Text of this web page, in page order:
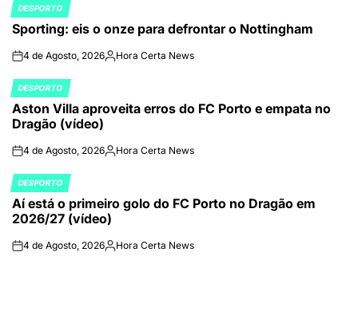
POSTED
IN
DESPORTO
Sporting: eis o onze para defrontar o Nottingham
on4 de Agosto, 2026Publicado
Hora Certa News
POSTED
IN
DESPORTO
Aston Villa aproveita erros do FC Porto e empata no
Dragão (vídeo)
on4 de Agosto, 2026Publicado
Hora Certa News
POSTED
IN
DESPORTO
Aí está o primeiro golo do FC Porto no Dragão em
2026/27 (vídeo)
on4 de Agosto, 2026Publicado
Hora Certa News